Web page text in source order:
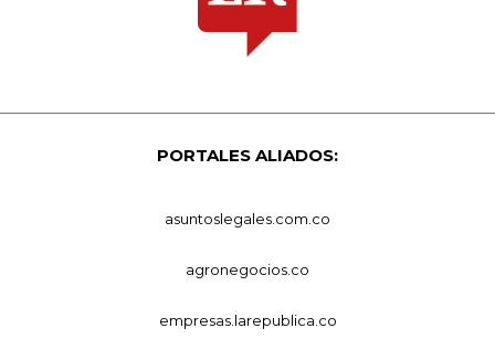
PORTALES ALIADOS:
asuntoslegales.com.co
agronegocios.co
empresas.larepublica.co